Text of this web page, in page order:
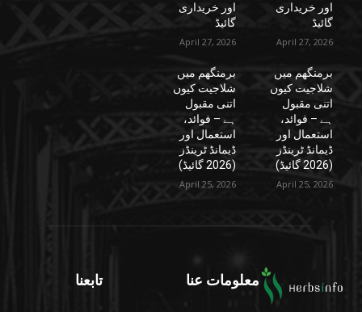
اور خریداری
گائیڈ
April 27, 2026
برمنگھم میں
شلاجیت کیوں
اتنی مقبول
ہے – فوائد،
استعمال اور
ڈیمانڈ ٹرینڈز
(2026 گائیڈ)
April 25, 2026
اور خریداری
گائیڈ
April 27, 2026
برمنگھم میں
شلاجیت کیوں
اتنی مقبول
ہے – فوائد،
استعمال اور
ڈیمانڈ ٹرینڈز
(2026 گائیڈ)
April 25, 2026
معلومات عنا تابعنا